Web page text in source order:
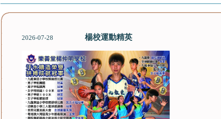
2026-07-28 楊校運動精英